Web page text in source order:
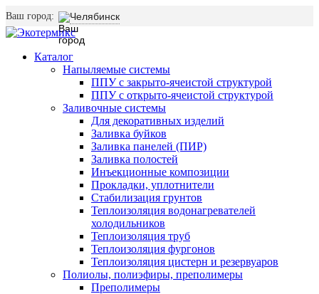
Ваш город: Челябинск
Каталог
Напыляемые системы
ППУ с закрыто-ячеистой структурой
ППУ с открыто-ячеистой структурой
Заливочные системы
Для декоративных изделий
Заливка буйков
Заливка панелей (ПИР)
Заливка полостей
Инъекционные композиции
Прокладки, уплотнители
Стабилизация грунтов
Теплоизоляция водонагревателей
холодильников
Теплоизоляция труб
Теплоизоляция фургонов
Теплоизоляция цистерн и резервуаров
Полиолы, полиэфиры, преполимеры
Преполимеры